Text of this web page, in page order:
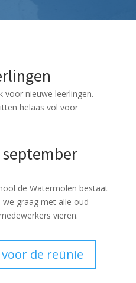
voor nieuwe leerlingen.
helaas vol voor
september
de Watermolen bestaat
we graag met alle oud-
vieren.
de reünie